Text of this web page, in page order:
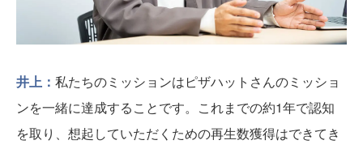
井上： 私たちのミッションはピザハットさんのミッショ
ンを一緒に達成することです。これまでの約1年で認知
を取り、想起していただくための再生数獲得はできてき